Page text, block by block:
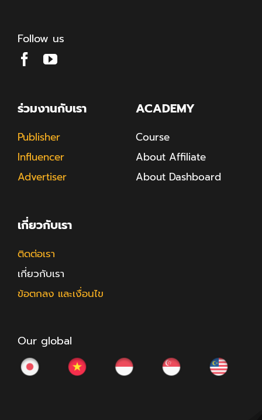
Follow us
ร่วมงานกับเรา
Publisher
Influencer
Advertiser
ACADEMY
Course
About Affiliate
About Dashboard
เกี่ยวกับเรา
ติดต่อเรา
เกี่ยวกับเรา
ข้อตกลง และเงื่อนไข
Our global